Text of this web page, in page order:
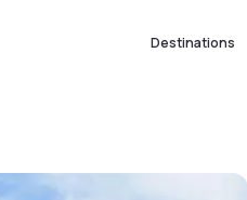
Destinations